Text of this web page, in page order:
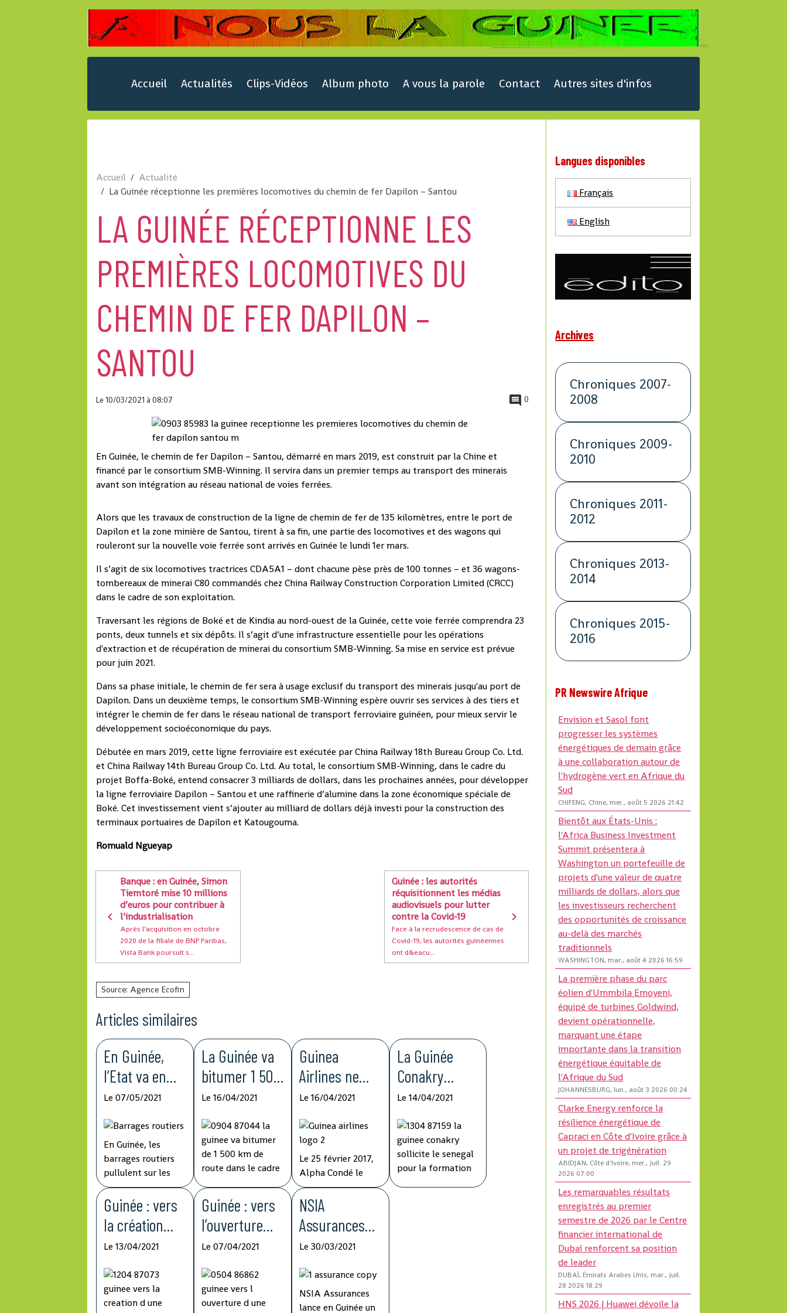
Accueil Actualités Clips-Vidéos Album photo A vous la parole Contact Autres sites d'infos
Accueil
Actualité
La Guinée réceptionne les premières locomotives du chemin de fer Dapilon – Santou
LA GUINÉE RÉCEPTIONNE LES
PREMIÈRES LOCOMOTIVES DU
CHEMIN DE FER DAPILON –
SANTOU
Le 10/03/2021à 08:07 0
En Guinée, le chemin de fer Dapilon – Santou, démarré en mars 2019, est construit par la Chine et
financé par le consortium SMB-Winning. Il servira dans un premier temps au transport des minerais
avant son intégration au réseau national de voies ferrées.
Alors que les travaux de construction de la ligne de chemin de fer de 135 kilomètres, entre le port de
Dapilon et la zone minière de Santou, tirent à sa fin, une partie des locomotives et des wagons qui
rouleront sur la nouvelle voie ferrée sont arrivés en Guinée le lundi 1er mars.
Il s’agit de six locomotives tractrices CDA5A1 – dont chacune pèse près de 100 tonnes – et 36 wagons-
tombereaux de minerai C80 commandés chez China Railway Construction Corporation Limited (CRCC)
dans le cadre de son exploitation.
Traversant les régions de Boké et de Kindia au nord-ouest de la Guinée, cette voie ferrée comprendra 23
ponts, deux tunnels et six dépôts. Il s’agit d’une infrastructure essentielle pour les opérations
d'extraction et de récupération de minerai du consortium SMB-Winning. Sa mise en service est prévue
pour juin 2021.
Dans sa phase initiale, le chemin de fer sera à usage exclusif du transport des minerais jusqu'au port de
Dapilon. Dans un deuxième temps, le consortium SMB-Winning espère ouvrir ses services à des tiers et
intégrer le chemin de fer dans le réseau national de transport ferroviaire guinéen, pour mieux servir le
développement socioéconomique du pays.
Débutée en mars 2019, cette ligne ferroviaire est exécutée par China Railway 18th Bureau Group Co. Ltd.
et China Railway 14th Bureau Group Co. Ltd. Au total, le consortium SMB-Winning, dans le cadre du
projet Boffa-Boké, entend consacrer 3 milliards de dollars, dans les prochaines années, pour développer
la ligne ferroviaire Dapilon – Santou et une raffinerie d’alumine dans la zone économique spéciale de
Boké. Cet investissement vient s’ajouter au milliard de dollars déjà investi pour la construction des
terminaux portuaires de Dapilon et Katougouma.
Romuald Ngueyap
Banque : en Guinée, Simon
Tiemtoré mise 10 millions
d’euros pour contribuer à
l’industrialisation
Après l’acquisition en octobre
2020 de la filiale de BNP Paribas,
Vista Bank poursuit s...
Guinée : les autorités
réquisitionnent les médias
audiovisuels pour lutter
contre la Covid-19
Face à la recrudescence de cas de
Covid-19, les autorités guinéennes
ont d&eacu...
Source: Agence Ecofin
Articles similaires
En Guinée,
l’Etat va en
guerre contre
les barrages
routiers
illégaux
Le 07/05/2021
En Guinée, les
barrages routiers
pullulent sur les
principaux axes du
pays. Illégaux pour
beaucoup, ils ont
été détournés de
leur mission
contrôle de sécurité
pour devenir des
niches de
La Guinée va
bitumer 1 500
km de route
dans le cadre
de son
programme
d’aménageme
nt
infrastructure
l
Le 16/04/2021
En Guinée,
seulement 5% du
national est bitumé
sur un linéaire total
de plus de 43 000
Guinea
Airlines ne
prendra
finalement
plus son
envol
Le 16/04/2021
Le 25 février 2017,
Alpha Condé le
président guinéen a
procédé au
lancement officiel
de Guinea Airlines.
Depuis, le
des opérations
reporté à plusieurs
La Guinée
Conakry
sollicite le
Sénégal pour
la formation
de ses cadres
du domaine
Le 14/04/2021
Guinée : vers
la création
d’une Autorité
organisatrice
du transport
urbain
Le 13/04/2021
Guinée : vers
l’ouverture
d’une ligne
maritime
régulière pour
desservir 5
Le 07/04/2021
NSIA
Assurances
Guinée lance
la
souscription
d’assurances
Le 30/03/2021
NSIA Assurances
lance en Guinée un
Langues disponibles
Français
English
Archives
Chroniques 2007-
2008
Chroniques 2009-
2010
Chroniques 2011-
2012
Chroniques 2013-
2014
Chroniques 2015-
2016
PR Newswire Afrique
Envision et Sasol font
progresser les systèmes
énergétiques de demain grâce
à une collaboration autour de
l'hydrogène vert en Afrique du
Sud
CHIFENG, Chine, mer., août 5 2026 21:42
Bientôt aux États-Unis :
l'Africa Business Investment
Summit présentera à
Washington un portefeuille de
projets d'une valeur de quatre
milliards de dollars, alors que
les investisseurs recherchent
des opportunités de croissance
au-delà des marchés
traditionnels
WASHINGTON, mar., août 4 2026 16:59
La première phase du parc
éolien d'Ummbila Emoyeni,
équipé de turbines Goldwind,
devient opérationnelle,
marquant une étape
importante dans la transition
énergétique équitable de
l'Afrique du Sud
JOHANNESBURG, lun., août 3 2026 00:24
Clarke Energy renforce la
résilience énergétique de
Capraci en Côte d'Ivoire grâce à
un projet de trigénération
ABIDJAN, Côte d'Ivoire, mer., juil. 29
2026 07:00
Les remarquables résultats
enregistrés au premier
semestre de 2026 par le Centre
financier international de
Dubaï renforcent sa position
de leader
DUBAÏ, Émirats Arabes Unis, mar., juil.
28 2026 18:29
HNS 2026 | Huawei dévoile la